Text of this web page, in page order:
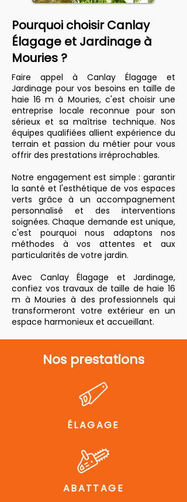
Pourquoi choisir Canlay
Élagage et Jardinage à
Mouries ?
Faire appel à Canlay Élagage et
Jardinage pour vos besoins en taille de
haie 16 m à Mouries, c'est choisir une
entreprise locale reconnue pour son
sérieux et sa maîtrise technique. Nos
équipes qualifiées allient expérience du
terrain et passion du métier pour vous
offrir des prestations irréprochables.
Notre engagement est simple : garantir
la santé et l'esthétique de vos espaces
verts grâce à un accompagnement
personnalisé et des interventions
soignées. Chaque demande est unique,
c'est pourquoi nous adaptons nos
méthodes à vos attentes et aux
particularités de votre jardin.
Avec Canlay Élagage et Jardinage,
confiez vos travaux de taille de haie 16
m à Mouries à des professionnels qui
transformeront votre extérieur en un
espace harmonieux et accueillant.
Nos prestations
ÉLAGAGE
ABATTAGE